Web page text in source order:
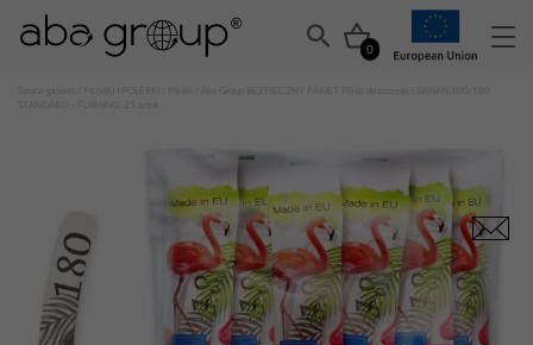
0
PILNIKI I POLERKI Pilniki
/ Aba Group BEZPIECZNY PAKIET Pilnik do paznokci BANAN 100/180
STANDARD – FLAMING, 25 sztuk